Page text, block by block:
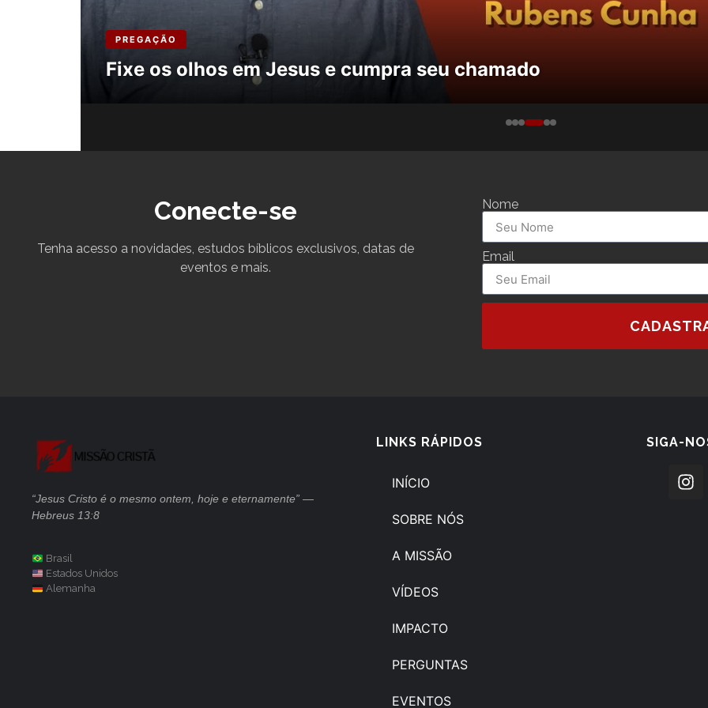
PREGAÇÃO
Fixe os olhos em Jesus e cumpra seu chamado
Conecte-se
Tenha acesso a novidades, estudos bíblicos exclusivos, datas de
eventos e mais.
Nome
Email
“Jesus Cristo é o mesmo ontem, hoje e eternamente” —
Hebreus 13:8
Brasil
Estados Unidos
Alemanha
LINKS RÁPIDOS
INÍCIO
SOBRE NÓS
A MISSÃO
VÍDEOS
IMPACTO
PERGUNTAS
EVENTOS
SIGA-